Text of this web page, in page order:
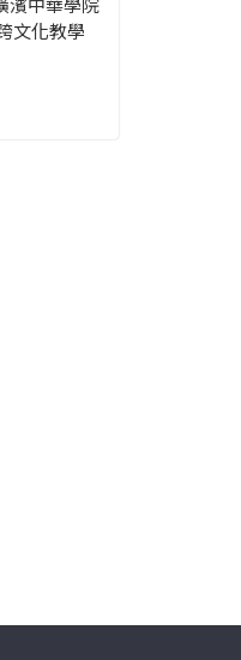
文化教學